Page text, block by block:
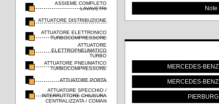
ASSIEME COMPLETO
LAVAVETRI
ATTUATORE DISTRIBUZIONE
ATTUATORE ELETTRONICO
TURBOCOMPRESSORE
ATTUATORE
ELETTROPNEUMATICO
TURBO
ATTUATORE PNEUMATICO
TURBOCOMPRESSORE
ATTUATORE PORTA
ATTUATORE SPECCHIO /
INTERRUTTORE CHIUSURA
CENTRALIZZATA / COMAN
Note
MERCEDES-BENZ
MERCEDES-BENZ
PIERBURG